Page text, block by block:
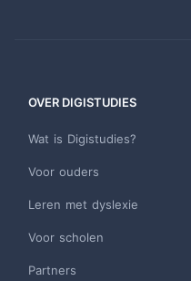
OVER DIGISTUDIES
Wat is Digistudies?
Voor ouders
Leren met dyslexie
Voor scholen
Partners